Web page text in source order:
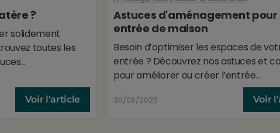
?
solidement
toutes les
Voir l'article
Astuces d'aménagement pour
entrée de maison
Besoin d’optimiser les espaces de
entrée ? Découvrez nos astuces et
pour améliorer ou créer l’entrée...
30/06/2025 Voir